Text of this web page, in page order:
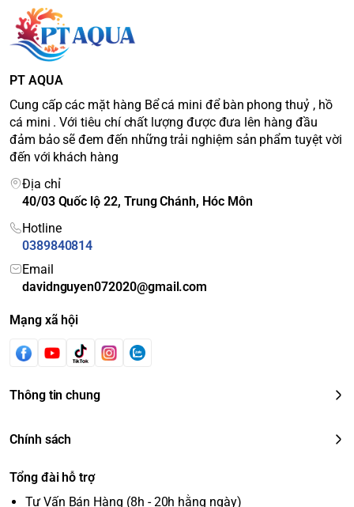
PT AQUA
Cung cấp các mặt hàng Bể cá mini để bàn phong thuỷ , hồ
cá mini . Với tiêu chí chất lượng được đưa lên hàng đầu
đảm bảo sẽ đem đến những trải nghiệm sản phẩm tuyệt vời
đến với khách hàng
Địa chỉ
40/03 Quốc lộ 22, Trung Chánh, Hóc Môn
Hotline
0389840814
Email
davidnguyen072020@gmail.com
Mạng xã hội
Thông tin chung
Chính sách
Tổng đài hỗ trợ
Tư Vấn Bán Hàng (8h - 20h hằng ngày)